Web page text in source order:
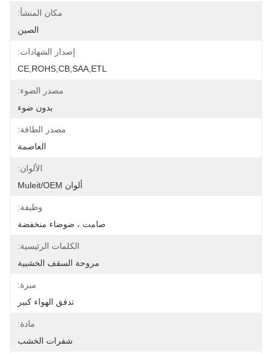
مكان المنشأ:
الصين
إصدار الشهادات:
CE,ROHS,CB,SAA,ETL
مصدر الضوء:
بدون ضوء
مصدر الطاقة:
العاصمة
الألوان:
ألوان Muleit/OEM
وظيفة:
صامت ، ضوضاء منخفضة
الكلمات الرئيسية:
مروحة السقف الخشبية
ميزة:
تدفق الهواء كبير
مادة:
شفرات الخشب